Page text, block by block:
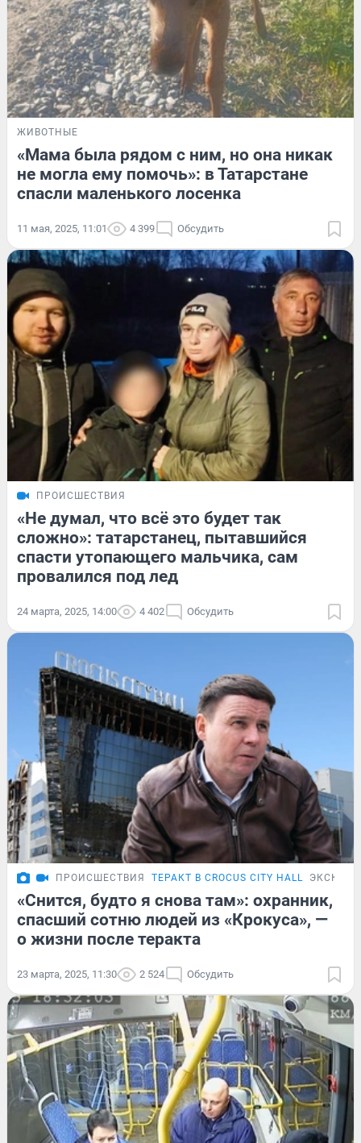
ЖИВОТНЫЕ
«Мама была рядом с ним, но она никак
не могла ему помочь»: в Татарстане
спасли маленького лосенка
11 мая, 2025, 11:01 4 399 Обсудить
ПРОИСШЕСТВИЯ
«Не думал, что всё это будет так
сложно»: татарстанец, пытавшийся
спасти утопающего мальчика, сам
провалился под лед
24 марта, 2025, 14:00 4 402 Обсудить
ПРОИСШЕСТВИЯ ТЕРАКТ В CROCUS CITY HALL
«Снится, будто я снова там»: охранник,
спасший сотню людей из «Крокуса», —
о жизни после теракта
23 марта, 2025, 11:30 2 524 Обсудить